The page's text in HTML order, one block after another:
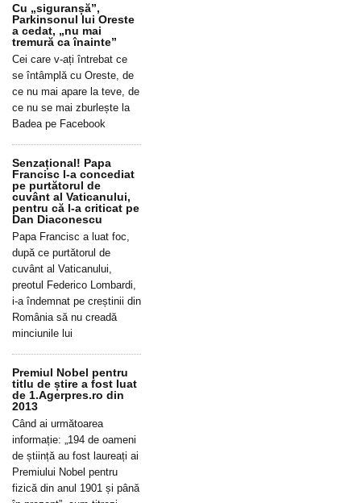
Cu „siguranșă”,
Parkinsonul lui Oreste
a cedat, „nu mai
tremură ca înainte”
Cei care v-ați întrebat ce
se întâmplă cu Oreste, de
ce nu mai apare la teve, de
ce nu se mai zburlește la
Badea pe Facebook
Senzațional! Papa
Francisc l-a concediat
pe purtătorul de
cuvânt al Vaticanului,
pentru că l-a criticat pe
Dan Diaconescu
Papa Francisc a luat foc,
după ce purtătorul de
cuvânt al Vaticanului,
preotul Federico Lombardi,
i-a îndemnat pe creștinii din
România să nu creadă
minciunile lui
Premiul Nobel pentru
titlu de știre a fost luat
de 1.Agerpres.ro din
2013
Când ai următoarea
informație: „194 de oameni
de știință au fost laureați ai
Premiului Nobel pentru
fizică din anul 1901 și până